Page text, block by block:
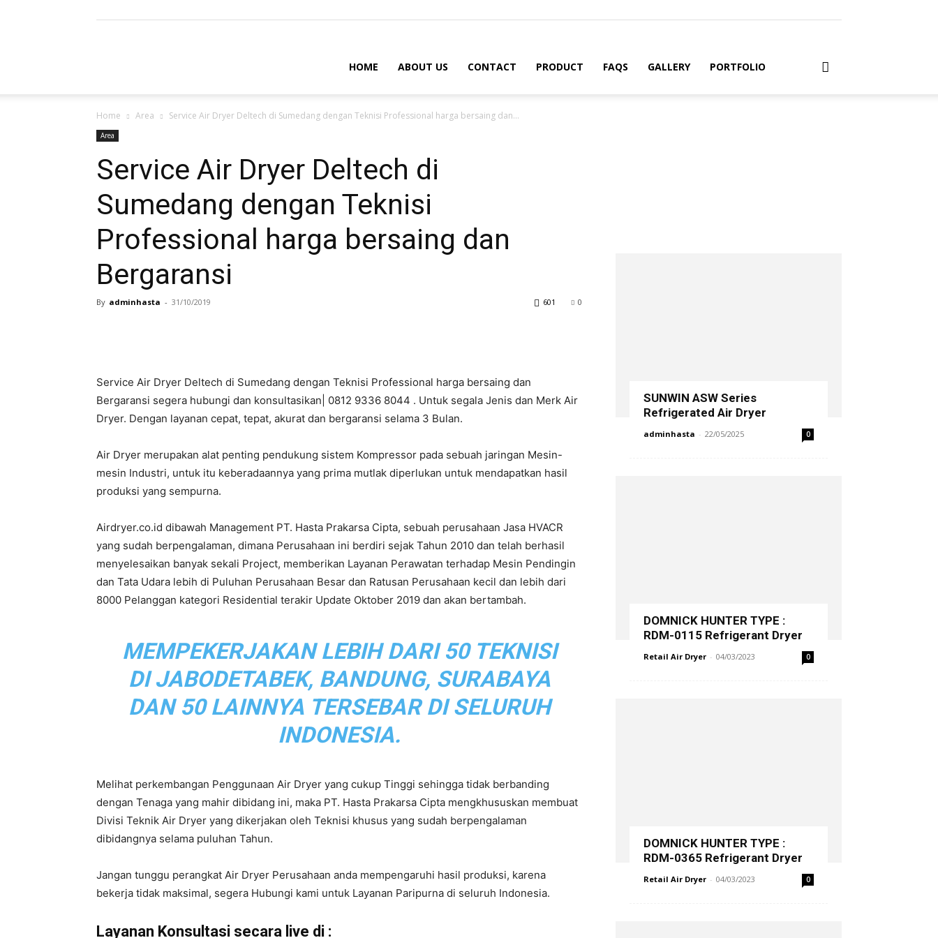
Air
Dryer
|
Hasta
Prakarsa
Air
Dryer
HOME ABOUT US CONTACT PRODUCT FAQS GALLERY PORTFOLIO
Home Area Service Air Dryer Deltech di Sumedang dengan Teknisi Professional harga bersaing dan...
Area
Service Air Dryer Deltech di
Sumedang dengan Teknisi
Professional harga bersaing dan
Bergaransi
By adminhasta - 31/10/2019 0
601
Service Air Dryer Deltech di Sumedang dengan Teknisi Professional harga bersaing dan
Bergaransi segera hubungi dan konsultasikan| 0812 9336 8044 . Untuk segala Jenis dan Merk Air
Dryer. Dengan layanan cepat, tepat, akurat dan bergaransi selama 3 Bulan.
Air Dryer merupakan alat penting pendukung sistem Kompressor pada sebuah jaringan Mesin-
mesin Industri, untuk itu keberadaannya yang prima mutlak diperlukan untuk mendapatkan hasil
produksi yang sempurna.
Airdryer.co.id dibawah Management PT. Hasta Prakarsa Cipta, sebuah perusahaan Jasa HVACR
yang sudah berpengalaman, dimana Perusahaan ini berdiri sejak Tahun 2010 dan telah berhasil
menyelesaikan banyak sekali Project, memberikan Layanan Perawatan terhadap Mesin Pendingin
dan Tata Udara lebih di Puluhan Perusahaan Besar dan Ratusan Perusahaan kecil dan lebih dari
8000 Pelanggan kategori Residential terakir Update Oktober 2019 dan akan bertambah.
MEMPEKERJAKAN LEBIH DARI 50 TEKNISI
DI JABODETABEK, BANDUNG, SURABAYA
DAN 50 LAINNYA TERSEBAR DI SELURUH
INDONESIA.
Melihat perkembangan Penggunaan Air Dryer yang cukup Tinggi sehingga tidak berbanding
dengan Tenaga yang mahir dibidang ini, maka PT. Hasta Prakarsa Cipta mengkhususkan membuat
Divisi Teknik Air Dryer yang dikerjakan oleh Teknisi khusus yang sudah berpengalaman
dibidangnya selama puluhan Tahun.
Jangan tunggu perangkat Air Dryer Perusahaan anda mempengaruhi hasil produksi, karena
bekerja tidak maksimal, segera Hubungi kami untuk Layanan Paripurna di seluruh Indonesia.
Layanan Konsultasi secara live di :
SUNWIN ASW Series
Refrigerated Air Dryer
adminhasta - 22/05/2025 0
DOMNICK HUNTER TYPE :
RDM-0115 Refrigerant Dryer
Retail Air Dryer - 04/03/2023 0
DOMNICK HUNTER TYPE :
RDM-0365 Refrigerant Dryer
Retail Air Dryer - 04/03/2023 0